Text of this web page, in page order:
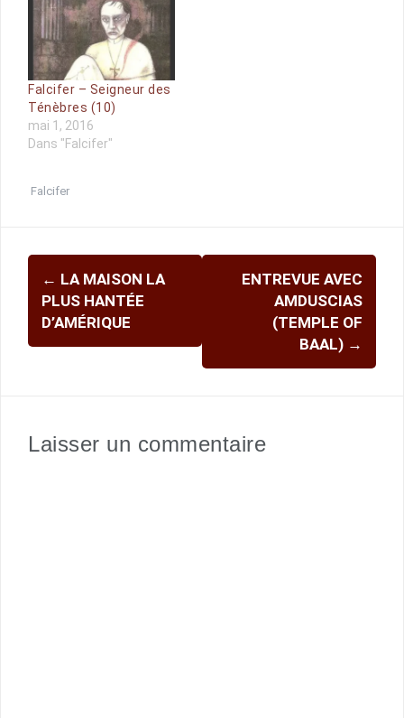
Falcifer – Seigneur des
Ténèbres (10)
mai 1, 2016
Dans "Falcifer"
Falcifer
Navigation
d'article
← LA MAISON LA
PLUS HANTÉE
D’AMÉRIQUE
ENTREVUE AVEC
AMDUSCIAS
(TEMPLE OF
BAAL) →
Laisser un commentaire